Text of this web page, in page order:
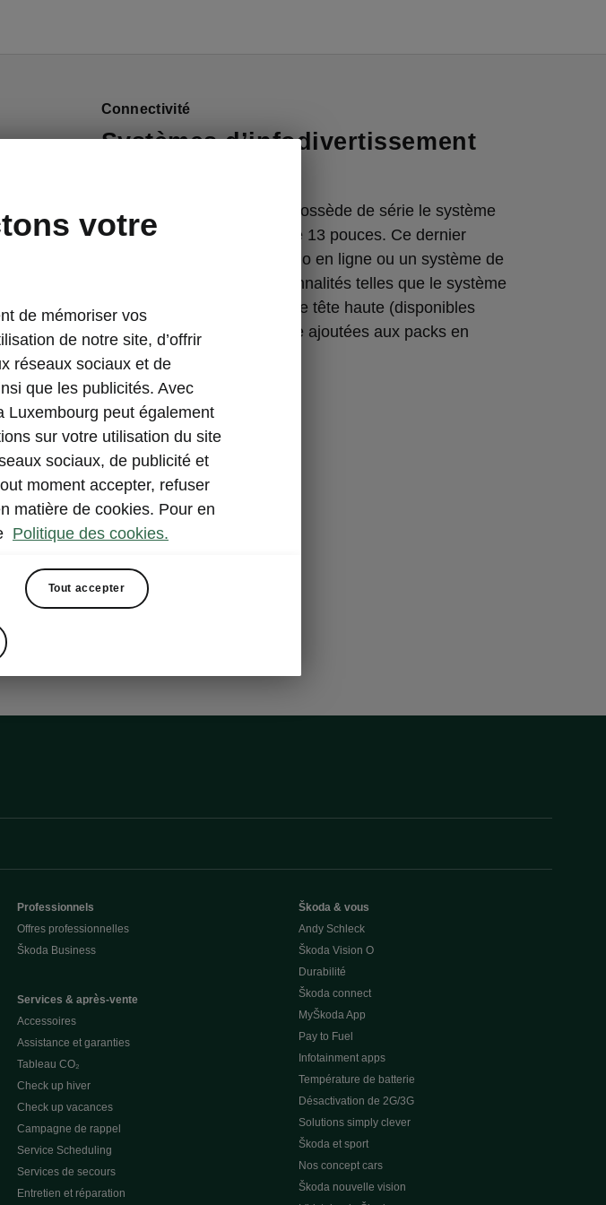
Connectivité
Systèmes d’infodivertissement
L’Octavia Combi Sportline possède de série le système
de navigation avec écran de 13 pouces. Ce dernier
propose également une radio en ligne ou un système de
navigation. D’autres fonctionnalités telles que le système
audio CANTON et l’affichage tête haute (disponibles
ultérieurement) peuvent être ajoutées aux packs en
option.
Professionnels
Offres professionnelles
Škoda Business
Services & après-vente
Accessoires
Assistance et garanties
Tableau CO₂
Check up hiver
Check up vacances
Campagne de rappel
Service Scheduling
Services de secours
Entretien et réparation
Škoda & vous
Andy Schleck
Škoda Vision O
Durabilité
Škoda connect
MyŠkoda App
Pay to Fuel
Infotainment apps
Température de batterie
Désactivation de 2G/3G
Solutions simply clever
Škoda et sport
Nos concept cars
Škoda nouvelle vision
votre
de mémoriser vos
de notre site, d’offrir
réseaux sociaux et de
que les publicités. Avec
Luxembourg peut également
sur votre utilisation du site
sociaux, de publicité et
moment accepter, refuser
matière de cookies. Pour en
Politique des cookies.
Tout accepter